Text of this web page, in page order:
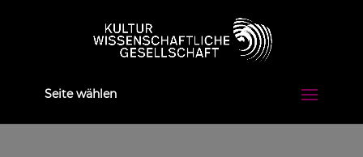
Seite wählen